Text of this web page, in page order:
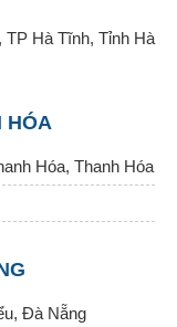
Hà Tĩnh, Tỉnh Hà
HÓA
Hóa, Thanh Hóa
Đà Nẵng